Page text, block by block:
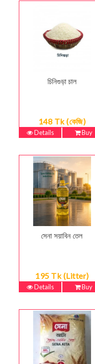
চিনিগুড়া চাল
148 Tk (কেজি)
Details Buy
সেনা সয়াবিন তেল
195 Tk (Litter)
Details Buy